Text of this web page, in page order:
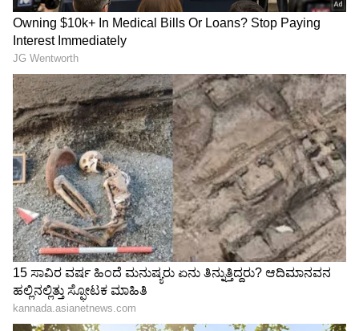
ಅಂಶವು (Acidic element) ಬೆಂಡೆಕಾಯಿಯ ಜಿಗುಟು
ಪದಾರ್ಥದೊಂದಿಗೆ ಪ್ರಕ್ರಿಯೆ ನಡೆಸಿ, ಅದರ ಲೋಳೆಯನ್ನು
ಕಡಿಮೆ ಮಾಡುತ್ತದೆ. ಇದೇ ಕಾರಣಕ್ಕೆ ಮೊಸರು ಹಾಕಿದ ನಂತರ
ಬೆಂಡೆಕಾಯಿ ಪಲ್ಯ ಬಿಡಿಬಿಡಿಯಾಗಿ ಮತ್ತು ಗರಿಗರಿಯಾಗಿ
ಬರುತ್ತದೆ.